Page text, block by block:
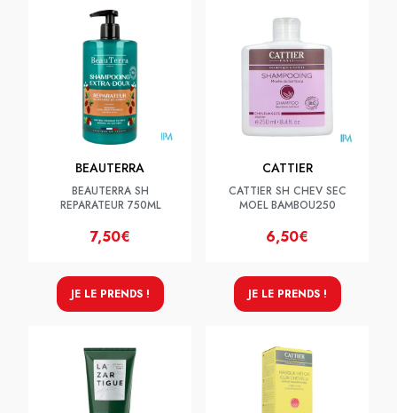
BEAUTERRA
BEAUTERRA SH
REPARATEUR 750ML
7,50€
JE LE PRENDS !
CATTIER
CATTIER SH CHEV SEC
MOEL BAMBOU250
6,50€
JE LE PRENDS !